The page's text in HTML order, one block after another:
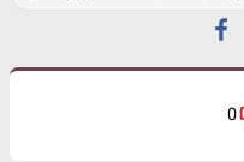
0